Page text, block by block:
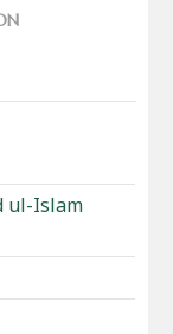
ul-Islam